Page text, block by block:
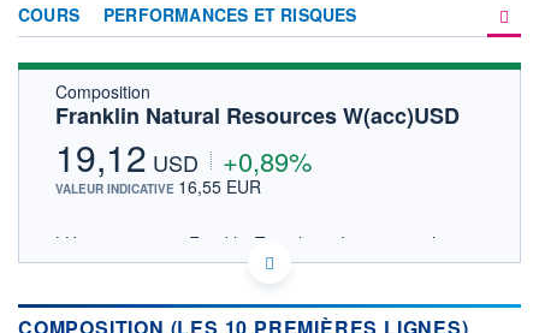
COURS PERFORMANCES ET RISQUES
Composition
Franklin Natural Resources W(acc)USD
19,12 USD +0,89%
VALEUR INDICATIVE 16,55 EUR
LU2441052383 - Franklin Templeton International
Services S.à r.l.
Consulter le prospectus / DIC